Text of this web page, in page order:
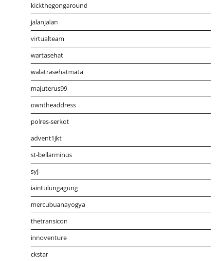
kickthegongaround
jalanjalan
virtualteam
wartasehat
walatrasehatmata
majuterus99
owntheaddress
polres-serkot
advent1jkt
st-bellarminus
syj
iaintulungagung
mercubuanayogya
thetransicon
innoventure
ckstar